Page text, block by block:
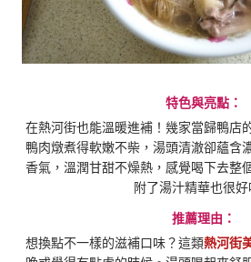
特色與亮點：
在熱河街也能溫暖進補！幾家當歸鴨店
鴨肉燉煮得軟嫩不柴，湯頭清澈卻蘊含
香氣，溫潤甘甜不燥熱，感覺喝下去整
附了湯汁精華也很好
推薦理由：
想換點不一樣的滋補口味？這類熱河街